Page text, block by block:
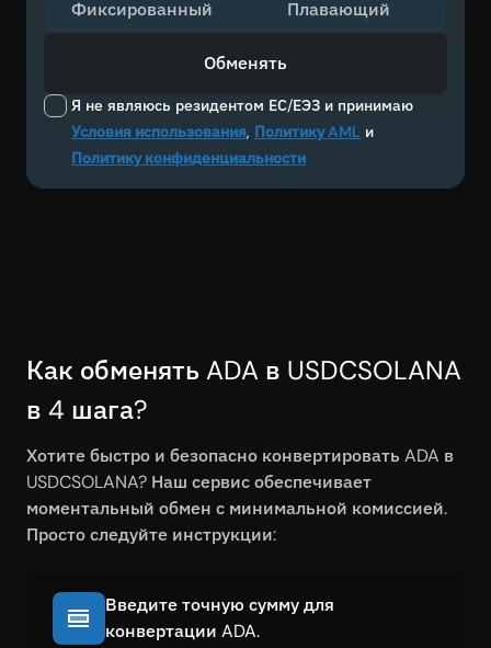
Я не являюсь резидентом ЕС/ЕЭЗ и принимаю
Условия использования, Политику AML и
Политику конфиденциальности
Фиксированный Плавающий
Обменять
Как обменять ADA в USDCSOLANA
в 4 шага?
Хотите быстро и безопасно конвертировать ADA в
USDCSOLANA? Наш сервис обеспечивает
моментальный обмен с минимальной комиссией.
Просто следуйте инструкции:
Введите точную сумму для
конвертации ADA.